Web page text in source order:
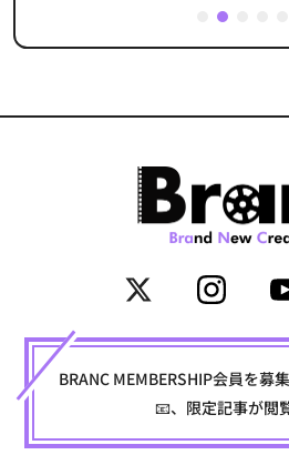
2
BRANC MEMBERSHIP会員を募
📧、限定記事が閲